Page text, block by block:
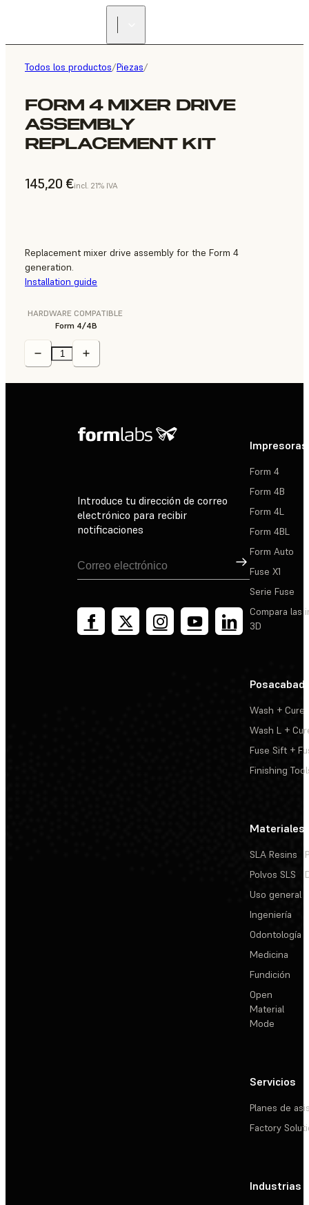
Todos los productos/Piezas/
FORM 4 MIXER DRIVE
ASSEMBLY
REPLACEMENT KIT
145,20 €incl. 21% IVA
Replacement mixer drive assembly for the Form 4
generation.
Installation guide
HARDWARE COMPATIBLE
Form 4/4B
Introduce tu dirección de correo
electrónico para recibir
notificaciones
Suscribirse
Impresoras
Form 4
Form 4B
Form 4L
Form 4BL
Form Auto
Fuse X1
Serie Fuse
Compara las
3D
Wash + Cure
Wash L +
Fuse Sift +
Finishing
Materiales
SLA Resins
Polvos SLS
Uso general
Ingeniería
Odontología
Medicina
Fundición
Open
Material
Mode
Servicios
Planes de
Factory
Industrias